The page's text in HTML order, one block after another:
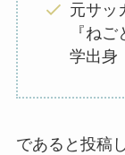
元サッ
『ね
学出身
であると投稿